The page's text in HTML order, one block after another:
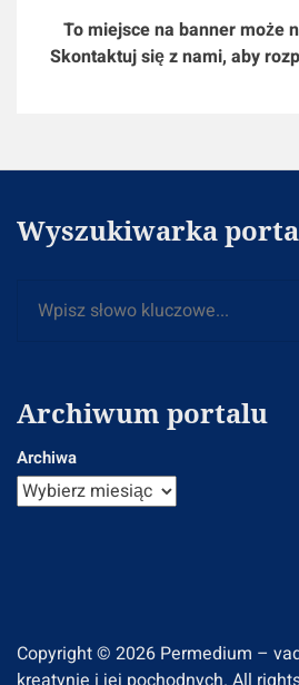
To miejsce na banner może
Skontaktuj się z nami, aby
Wyszukiwarka
Archiwum portalu
Archiwa
Copyright © 2026 Permedium –